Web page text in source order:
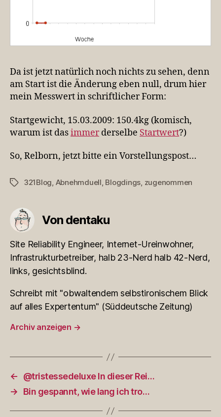
Da ist jetzt natürlich noch nichts zu sehen, denn
am Start ist die Änderung eben null, drum hier
mein Messwert in schriftlicher Form:
Startgewicht, 15.03.2009: 150.4kg (komisch,
warum ist dasimmer derselbe Startwert?)
So, Relborn, jetzt bitte ein Vorstellungspost…
Schlagwörter
321Blog, Abnehmduell, Blogdings, zugenommen
Von dentaku
Site Reliability Engineer, Internet-Ureinwohner,
Infrastrukturbetreiber, halb 23-Nerd halb 42-Nerd,
links, gesichtsblind.
Schreibt mit "obwaltendem selbstironischem Blick
auf alles Expertentum" (Süddeutsche Zeitung)
Archiv anzeigen →
←
@tristessedeluxe In dieser Rei…
→
Bin gespannt, wie lang ich tro…